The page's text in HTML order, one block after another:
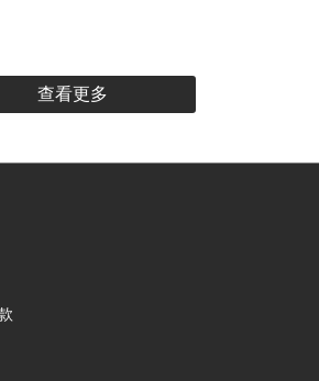
與手錶的雙裝置補電一次搞定。這款行動
援 Apple Watch 磁吸充電，補電更直
途中、拍照打卡、看劇導航，還是週末旅
能傳達最真實的關心與默契。🔋 支援
電的高效通勤族、講究方便攜帶的實用
告白，只有每天出門時手中那個一模一樣
也有自己的風格，選擇同款不同色，是最
不只是手機殼，更像是一種默默守護的默
一柔，就像你們的互補個性，低調卻不平
更多... │ PUREGEAR 的觀點─ 簡單，
值得被用心設計。Ultra Clear 360°，讓保
吸睛的手機週邊，讓你在生活每一刻都能
量🔥由韓援三本柱 河智媛、禹株漢、廉世
是這次聯名設計的創作靈魂。
版插畫風格、球衣造型設計、簽名背號客
於粉絲的 應援手機配件。每一款商品都承
你無論是在球場、日常或旅途中，都能感
韓援女神化身手機守護神，搶先收藏！三
查看更多